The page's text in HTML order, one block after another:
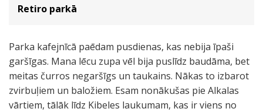
Retiro parkā
Parka kafejnīcā paēdam pusdienas, kas nebija īpaši
garšīgas. Mana lēcu zupa vēl bija puslīdz baudāma, bet
meitas čurros negaršīgs un taukains. Nākas to izbarot
zvirbuļiem un baložiem. Esam nonākušas pie Alkalas
vārtiem, tālāk līdz Kibeles laukumam, kas ir viens no